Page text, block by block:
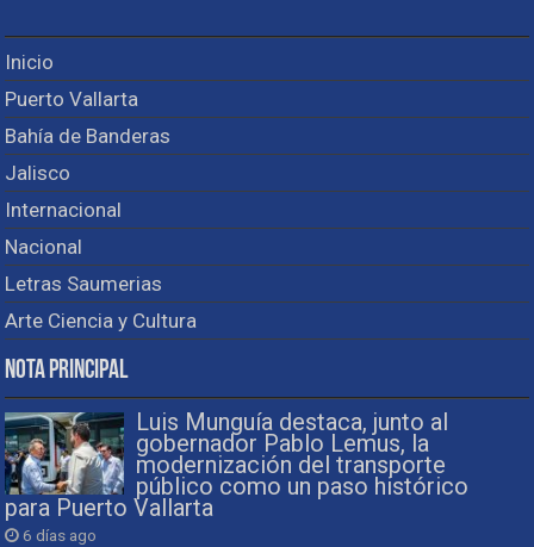
Inicio
Puerto Vallarta
Bahía de Banderas
Jalisco
Internacional
Nacional
Letras Saumerias
Arte Ciencia y Cultura
Nota Principal
Luis Munguía destaca, junto al
gobernador Pablo Lemus, la
modernización del transporte
público como un paso histórico
para Puerto Vallarta
6 días ago